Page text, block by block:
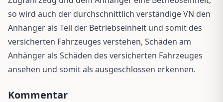
so wird auch der durchschnittlich verständige VN den
Anhänger als Teil der Betriebseinheit und somit des
versicherten Fahrzeuges verstehen, Schäden am
Anhänger als Schäden des versicherten Fahrzeuges
ansehen und somit als ausgeschlossen erkennen.
Kommentar